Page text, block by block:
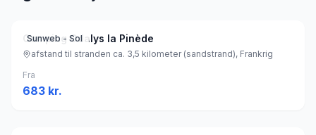
Sunweb - Sol
Camping Odalys la Pinède
afstand til stranden ca. 3,5 kilometer (sandstrand), Frankrig
Fra
683 kr.